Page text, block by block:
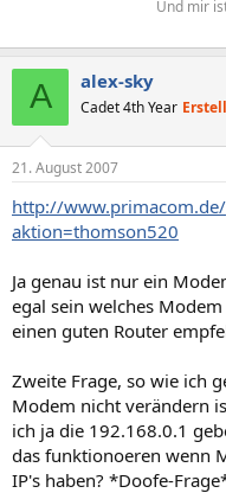
Und mir
A alex-sky
Cadet 4th Year
21. August 2007
http://
aktion=thomson520
Ja genau ist nur ein
egal sein welches
einen guten Router
Zweite Frage, so wie ich
Modem nicht verändern
ich ja die 192.168.0.1
das funktionoeren wenn
IP's haben? *Doofe-